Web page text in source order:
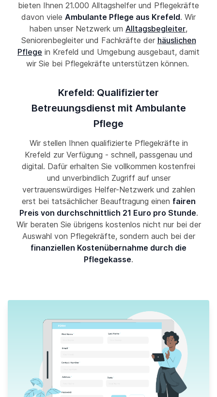
bieten Ihnen 21.000 Alltagshelfer und Pflegekräfte
davon viele Ambulante Pflege aus Krefeld. Wir
haben unser Netzwerk um Alltagsbegleiter,
Seniorenbegleiter und Fachkräfte der häuslichen
Pflege in Krefeld und Umgebung ausgebaut, damit
wir Sie bei Pflegekräfte unterstützen können.
Krefeld: Qualifizierter
Betreuungsdienst mit Ambulante
Pflege
Wir stellen Ihnen qualifizierte Pflegekräfte in
Krefeld zur Verfügung - schnell, passgenau und
digital. Dafür erhalten Sie vollkommen kostenfrei
und unverbindlich Zugriff auf unser
vertrauenswürdiges Helfer-Netzwerk und zahlen
erst bei tatsächlicher Beauftragung einen fairen
Preis von durchschnittlich 21 Euro pro Stunde.
Wir beraten Sie übrigens kostenlos nicht nur bei der
Auswahl von Pflegekräfte, sondern auch bei der
finanziellen Kostenübernahme durch die
Pflegekasse.